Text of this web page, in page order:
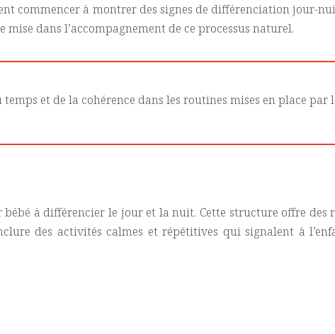
commencer à montrer des signes de différenciation jour-
dans l’accompagnement de ce processus naturel.
et de la cohérence dans les routines mises en place par
à différencier le jour et la nuit. Cette structure offre des
des activités calmes et répétitives qui signalent à